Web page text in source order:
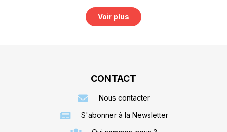
Voir plus
CONTACT
Nous contacter
S'abonner à la Newsletter